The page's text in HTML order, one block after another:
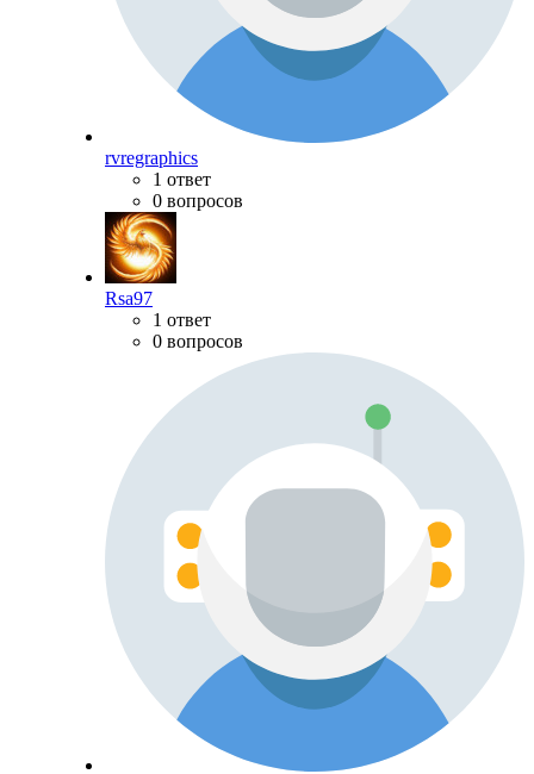
rvregraphics
1 ответ
0 вопросов
Rsa97
1 ответ
0 вопросов